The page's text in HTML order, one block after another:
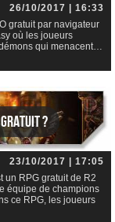
26/10/2017 | 16:33
gratuit par navigateur
où les joueurs
qui menacent…
?
23/10/2017 | 17:05
un RPG gratuit de R2
équipe de champions
ce RPG, les joueurs